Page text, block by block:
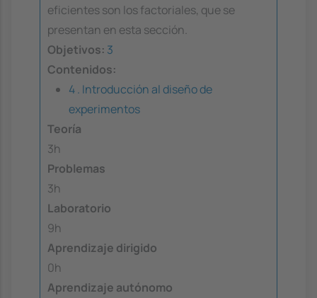
eficientes son los factoriales, que se
presentan en esta sección.
Objetivos: 3
Contenidos:
4 . Introducción al diseño de
experimentos
Teoría
3h
Problemas
3h
Laboratorio
9h
Aprendizaje dirigido
0h
Aprendizaje autónomo